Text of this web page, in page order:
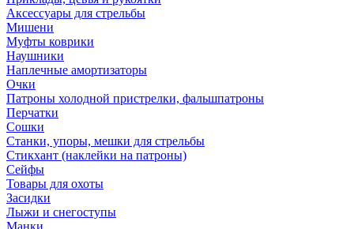
Аксессуары для стрельбы
Мишени
Муфты коврики
Наушники
Наплечные амортизаторы
Очки
Патроны холодной пристрелки, фальшпатроны
Перчатки
Сошки
Станки, упоры, мешки для стрельбы
Стикхант (наклейки на патроны)
Сейфы
Товары для охоты
Засидки
Лыжи и снегоступы
Манки